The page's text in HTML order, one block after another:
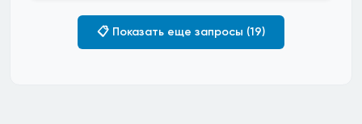
📋 Показать еще запросы (19)